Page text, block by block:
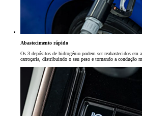
Abastecimento rápido
Os 3 depósitos de hidrogénio podem ser reabastecidos em
carroçaria, distribuindo o seu peso e tornando a condução